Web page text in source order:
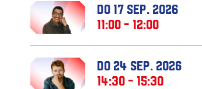
do 17 sep. 2026
11:00 - 12:00
do 24 sep. 2026
14:30 - 15:30